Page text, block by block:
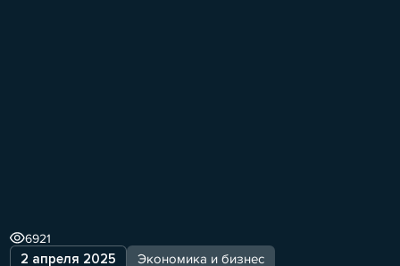
2 апреля 2025
Экономика и бизнес
6921